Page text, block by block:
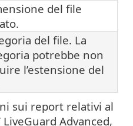
del file
del file. La
potrebbe non
l’estensione del
sui report relativi al
Advanced,